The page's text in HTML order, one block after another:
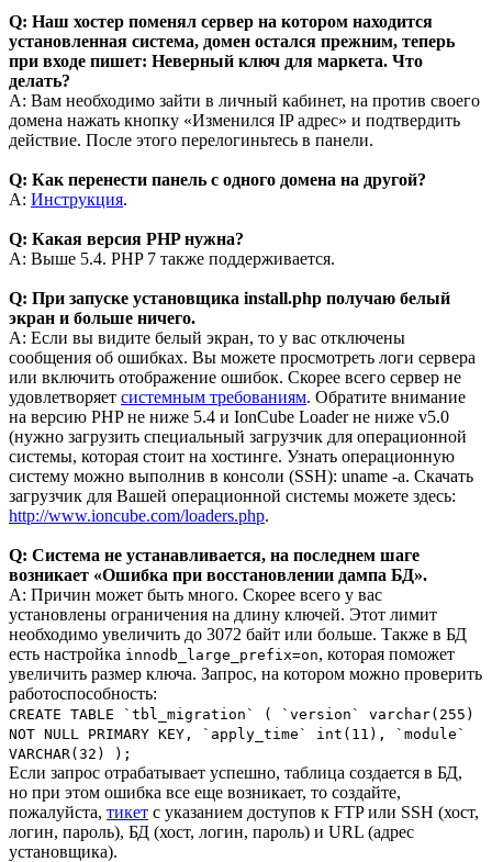
Q: Наш хостер поменял сервер на котором находится
установленная система, домен остался прежним, теперь
при входе пишет: Неверный ключ для маркета. Что
делать?
A: Вам необходимо зайти в личный кабинет, на против своего
домена нажать кнопку «Изменился IP адрес» и подтвердить
действие. После этого перелогиньтесь в панели.
Q: Как перенести панель с одного домена на другой?
A: Инструкция.
Q: Какая версия PHP нужна?
A: Выше 5.4. PHP 7 также поддерживается.
Q: При запуске установщика install.php получаю белый
экран и больше ничего.
A: Если вы видите белый экран, то у вас отключены
сообщения об ошибках. Вы можете просмотреть логи сервера
или включить отображение ошибок. Скорее всего сервер не
удовлетворяет системным требованиям. Обратите внимание
на версию PHP не ниже 5.4 и IonCube Loader не ниже v5.0
(нужно загрузить специальный загрузчик для операционной
системы, которая стоит на хостинге. Узнать операционную
систему можно выполнив в консоли (SSH): uname -a. Скачать
загрузчик для Вашей операционной системы можете здесь:
http://www.ioncube.com/loaders.php.
Q: Система не устанавливается, на последнем шаге
возникает «Ошибка при восстановлении дампа БД».
A: Причин может быть много. Скорее всего у вас
установлены ограничения на длину ключей. Этот лимит
необходимо увеличить до 3072 байт или больше. Также в БД
есть настройка innodb_large_prefix=on, которая поможет
увеличить размер ключа. Запрос, на котором можно проверить
работоспособность:
CREATE TABLE `tbl_migration` ( `version` varchar(255)
NOT NULL PRIMARY KEY, `apply_time` int(11), `module`
VARCHAR(32) );
Если запрос отрабатывает успешно, таблица создается в БД,
но при этом ошибка все еще возникает, то создайте,
пожалуйста, тикет с указанием доступов к FTP или SSH (хост,
логин, пароль), БД (хост, логин, пароль) и URL (адрес
установщика).